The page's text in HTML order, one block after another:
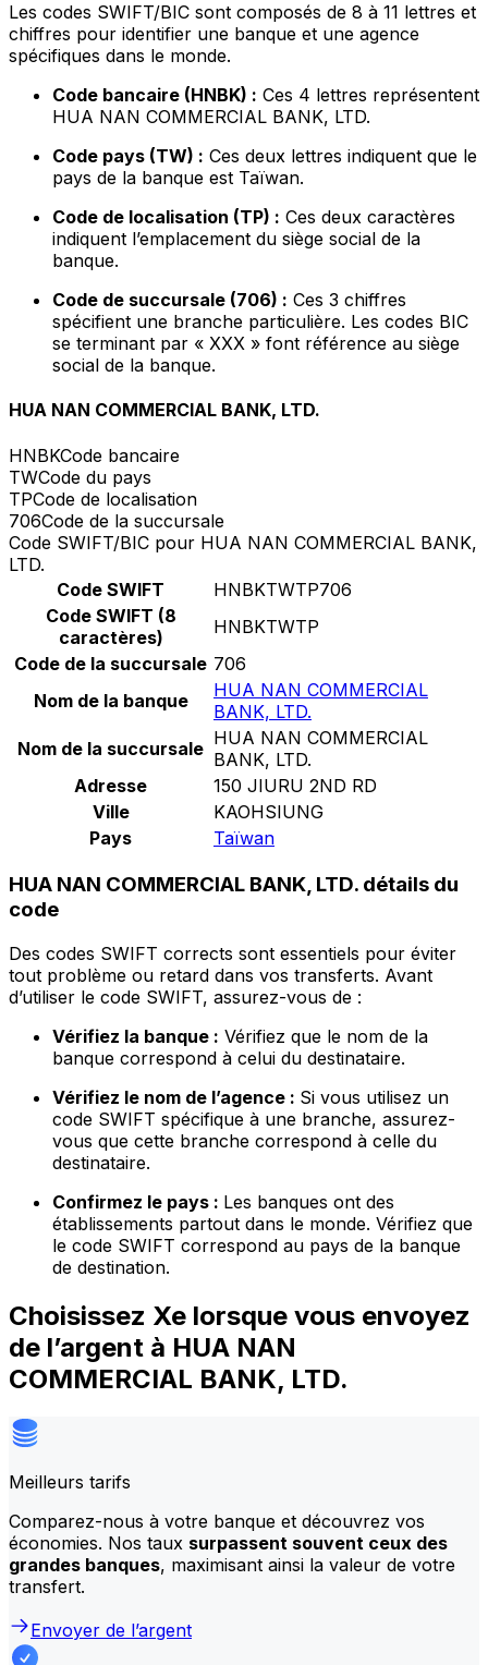
Les codes SWIFT/BIC sont composés de 8 à 11 lettres et
chiffres pour identifier une banque et une agence
spécifiques dans le monde.
Code bancaire (HNBK) : Ces 4 lettres représentent
HUA NAN COMMERCIAL BANK, LTD.
Code pays (TW) : Ces deux lettres indiquent que le
pays de la banque est Taïwan.
Code de localisation (TP) : Ces deux caractères
indiquent l’emplacement du siège social de la
banque.
Code de succursale (706) : Ces 3 chiffres
spécifient une branche particulière. Les codes BIC
se terminant par « XXX » font référence au siège
social de la banque.
HUA NAN COMMERCIAL BANK, LTD.
HNBKCode bancaire
TWCode du pays
TPCode de localisation
706Code de la succursale
Code SWIFT/BIC pour HUA NAN COMMERCIAL BANK,
LTD.
Code SWIFT
HNBKTWTP706
Code SWIFT (8
caractères)
HNBKTWTP
Code de la succursale 706
Nom de la banque
HUA NAN COMMERCIAL
BANK, LTD.
Nom de la succursale HUA NAN COMMERCIAL
BANK, LTD.
Adresse
150 JIURU 2ND RD
Ville
KAOHSIUNG
Pays
Taïwan
HUA NAN COMMERCIAL BANK, LTD. détails du
code
Des codes SWIFT corrects sont essentiels pour éviter
tout problème ou retard dans vos transferts. Avant
d’utiliser le code SWIFT, assurez-vous de :
Vérifiez la banque : Vérifiez que le nom de la
banque correspond à celui du destinataire.
Vérifiez le nom de l’agence : Si vous utilisez un
code SWIFT spécifique à une branche, assurez-
vous que cette branche correspond à celle du
destinataire.
Confirmez le pays : Les banques ont des
établissements partout dans le monde. Vérifiez que
le code SWIFT correspond au pays de la banque
de destination.
Choisissez Xe lorsque vous envoyez
de l’argent à HUA NAN
COMMERCIAL BANK, LTD.
Meilleurs tarifs
Comparez-nous à votre banque et découvrez vos
économies. Nos taux surpassent souvent ceux des
grandes banques, maximisant ainsi la valeur de votre
transfert.
Envoyer de l’argent